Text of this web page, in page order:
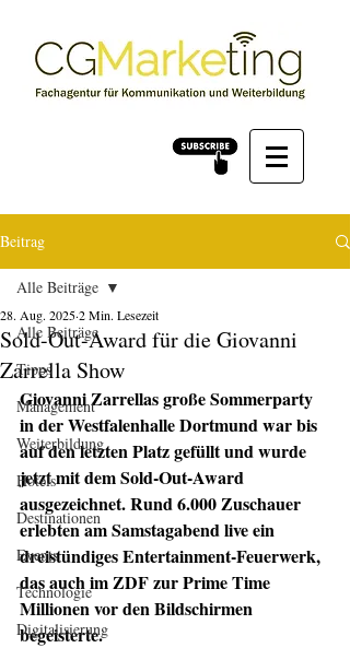
Beitrag
Alle Beiträge
Tipps
Management
Weiterbildung
Hotels
Destinationen
Events
Technologie
Digitalisierung
Alle Beiträge
Sold-Out-Award für die Giovanni
Zarrella Show
28. Aug. 20252 Min. Lesezeit
Giovanni Zarrellas große Sommerparty
in der Westfalenhalle Dortmund war bis
auf den letzten Platz gefüllt und wurde
jetzt mit dem Sold-Out-Award
ausgezeichnet. Rund 6.000 Zuschauer
erlebten am Samstagabend live ein
dreistündiges Entertainment-Feuerwerk,
das auch im ZDF zur Prime Time
Millionen vor den Bildschirmen
begeisterte.